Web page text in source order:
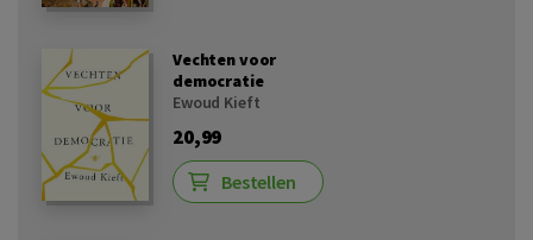
Vechten voor
democratie
Ewoud Kieft
20,99
Bestellen